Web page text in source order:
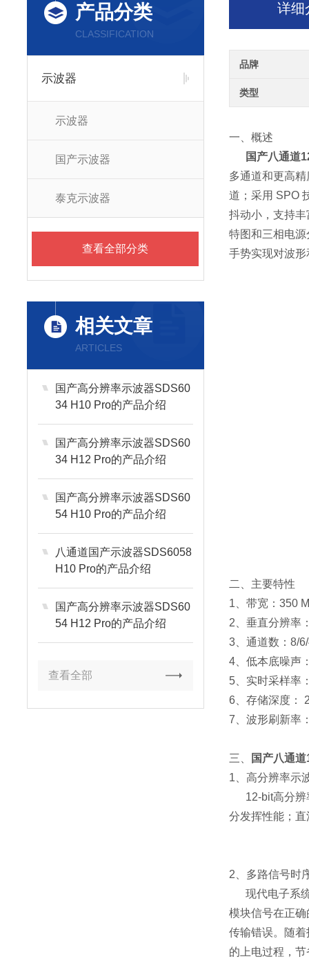
产品分类
CLASSIFICATION
示波器
示波器
国产示波器
泰克示波器
查看全部分类
相关文章
ARTICLES
国产高分辨率示波器SDS60
34 H10 Pro的产品介绍
国产高分辨率示波器SDS60
34 H12 Pro的产品介绍
国产高分辨率示波器SDS60
54 H10 Pro的产品介绍
八通道国产示波器SDS6058
H10 Pro的产品介绍
国产高分辨率示波器SDS60
54 H12 Pro的产品介绍
查看全部
详细
品牌
类型
一、概述
国产八通道
多通道和更高
道；采用 SPO
抖动小，支持
特图和三相电
手势实现对波
二、主要特性
1、带宽：350
2、垂直分辨率
3、通道数：8/
4、低本底噪声
5、实时采样率
6、存储深度：
7、波形刷新率
三、
国产八通
1、高分辨率示
12-bit高分
分发挥性能；
2、多路信号时
现代电子系
模块信号在正
传输错误。随
的上电过程，